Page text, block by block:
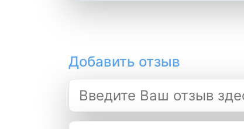
Добавить отзыв